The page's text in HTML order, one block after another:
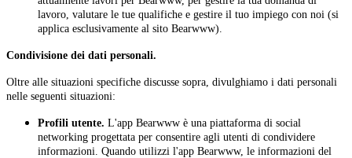
lavoro, valutare le tue qualifiche e gestire il tuo impiego con noi (si
applica esclusivamente al sito Bearwww).
Condivisione dei dati personali.
Oltre alle situazioni specifiche discusse sopra, divulghiamo i dati personali
nelle seguenti situazioni:
Profili utente. L'app Bearwww è una piattaforma di social
networking progettata per consentire agli utenti di condividere
informazioni. Quando utilizzi l'app Bearwww, le informazioni del